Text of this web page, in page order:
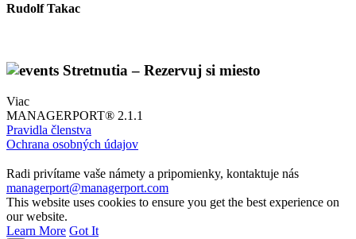
Rudolf Takac
Stretnutia – Rezervuj si miesto
Viac
MANAGERPORT® 2.1.1
Pravidla členstva
Ochrana osobných údajov
Radi privítame vaše námety a pripomienky, kontaktuje nás
managerport@managerport.com
This website uses cookies to ensure you get the best experience on
our website.
Learn More Got It